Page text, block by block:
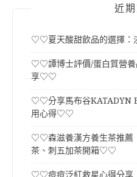
近
♡♡夏天酸甜飲品的選擇
♡♡譚博士評價/蛋白質營養
享♡♡
♡♡分享馬布谷KATADYN
用心得♡♡
♡♡森滋養漢方養生茶推薦
茶、刺五加茶開箱♡♡
♡♡痘痘泛紅救星心得分享